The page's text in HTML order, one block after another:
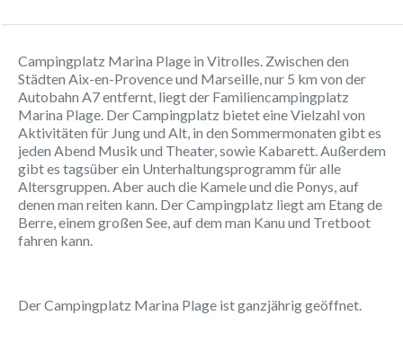
Campingplatz Marina Plage in Vitrolles. Zwischen den
Städten Aix-en-Provence und Marseille, nur 5 km von der
Autobahn A7 entfernt, liegt der Familiencampingplatz
Marina Plage. Der Campingplatz bietet eine Vielzahl von
Aktivitäten für Jung und Alt, in den Sommermonaten gibt es
jeden Abend Musik und Theater, sowie Kabarett. Außerdem
gibt es tagsüber ein Unterhaltungsprogramm für alle
Altersgruppen. Aber auch die Kamele und die Ponys, auf
denen man reiten kann. Der Campingplatz liegt am Etang de
Berre, einem großen See, auf dem man Kanu und Tretboot
fahren kann.
Der Campingplatz Marina Plage ist ganzjährig geöffnet.